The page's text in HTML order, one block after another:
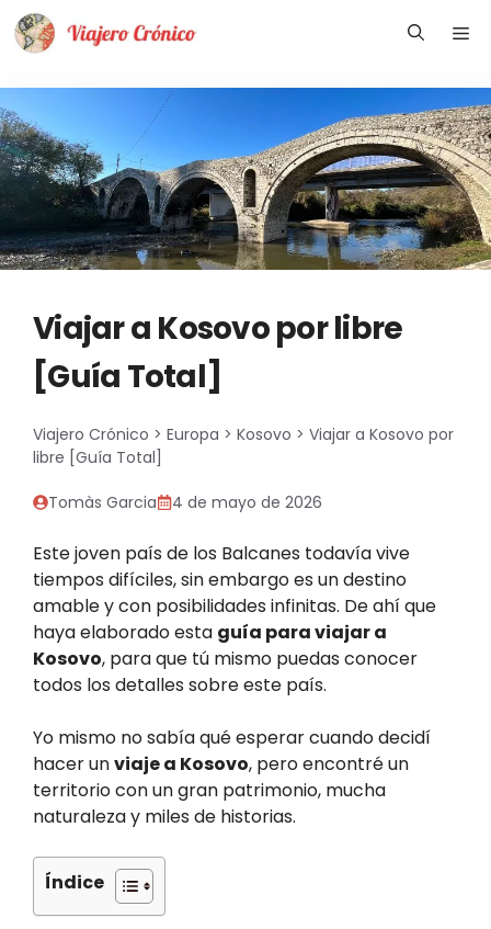
Saltar
Viajar a Kosovo por libre
[Guía Total]
Viajero Crónico > Europa > Kosovo > Viajar a Kosovo por
libre [Guía Total]
Tomàs Garcia 4 de mayo de 2026
Este joven país de los Balcanes todavía vive
tiempos difíciles, sin embargo es un destino
amable y con posibilidades infinitas. De ahí que
haya elaborado esta guía para viajar a
Kosovo, para que tú mismo puedas conocer
todos los detalles sobre este país.
Yo mismo no sabía qué esperar cuando decidí
hacer unviaje a Kosovo, pero encontré un
territorio con un gran patrimonio, mucha
naturaleza y miles de historias.
Índice